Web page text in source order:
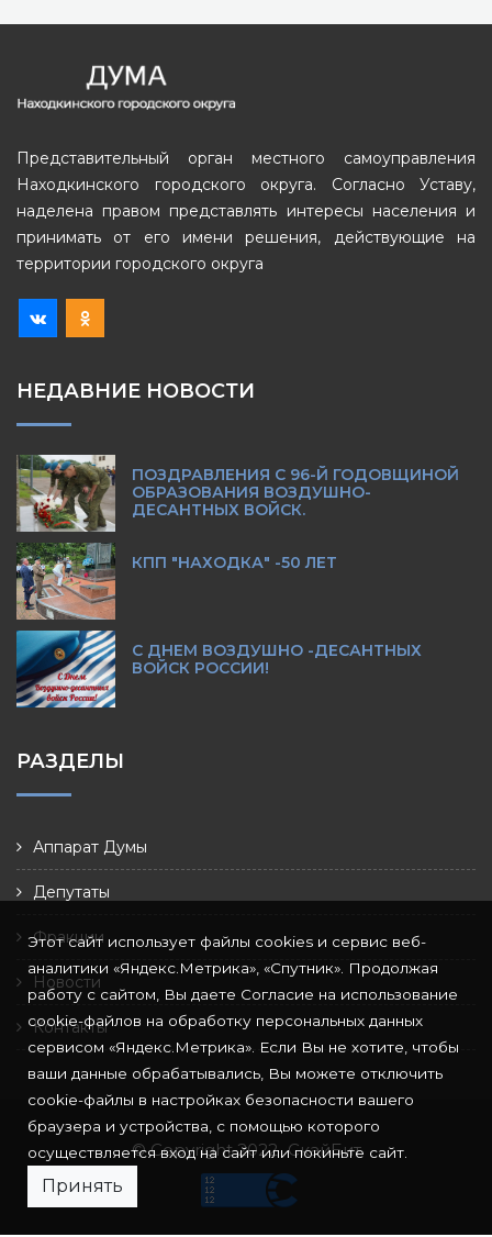
Представительный орган местного самоуправления
Находкинского городского округа. Согласно Уставу,
наделена правом представлять интересы населения и
принимать от его имени решения, действующие на
территории городского округа
НЕДАВНИЕ НОВОСТИ
ПОЗДРАВЛЕНИЯ С 96-Й ГОДОВЩИНОЙ
ОБРАЗОВАНИЯ ВОЗДУШНО-
ДЕСАНТНЫХ ВОЙСК.
КПП "НАХОДКА" -50 ЛЕТ
С ДНЕМ ВОЗДУШНО -ДЕСАНТНЫХ
ВОЙСК РОССИИ!
РАЗДЕЛЫ
Аппарат Думы
Депутаты
Фракции
Новости
Контакты
© Copyright 2022 СкайБит
Этот сайт использует файлы cookies и сервис веб-
аналитики «Яндекс.Метрика», «Спутник». Продолжая
работу с сайтом, Вы даете Согласие на использование
cookie-файлов на обработку персональных данных
сервисом «Яндекс.Метрика». Если Вы не хотите, чтобы
ваши данные обрабатывались, Вы можете отключить
cookie-файлы в настройках безопасности вашего
браузера и устройства, с помощью которого
осуществляется вход на сайт или покиньте сайт.
Принять